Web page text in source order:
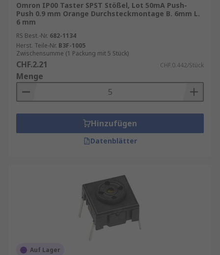
Omron IP00 Taster SPST Stößel, Lot 50mA Push-
Push 0.9 mm Orange Durchsteckmontage B. 6mm L.
6 mm
RS Best.-Nr. 682-1134
Herst. Teile-Nr. B3F-1005
Zwischensumme (1 Packung mit 5 Stück)
CHF.2.21 CHF.0.442/Stück
Menge
Hinzufügen
Datenblätter
Auf Lager